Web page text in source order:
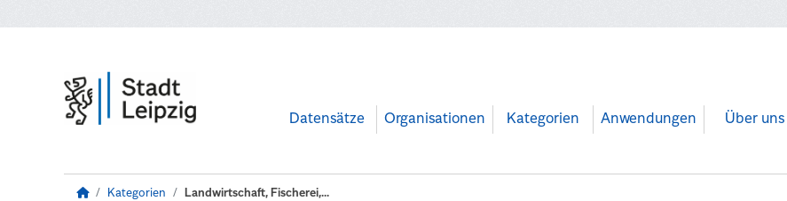
Datensätze Organisationen Kategorien Anwendungen Über uns
Kategorien Landwirtschaft, Fischerei,...